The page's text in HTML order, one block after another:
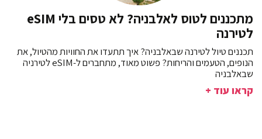
מתכננים לטוס לאלבניה? לא טסים בלי eSIM
לטירנה
תכננים טיול לטירנה שבאלבניה? איך תתעדו את החוויות מהטיול, את
הנופים, הטעמים והריחות? פשוט מאוד, מתחברים ל-eSIM לטירניה
שבאלבניה
קראו עוד +